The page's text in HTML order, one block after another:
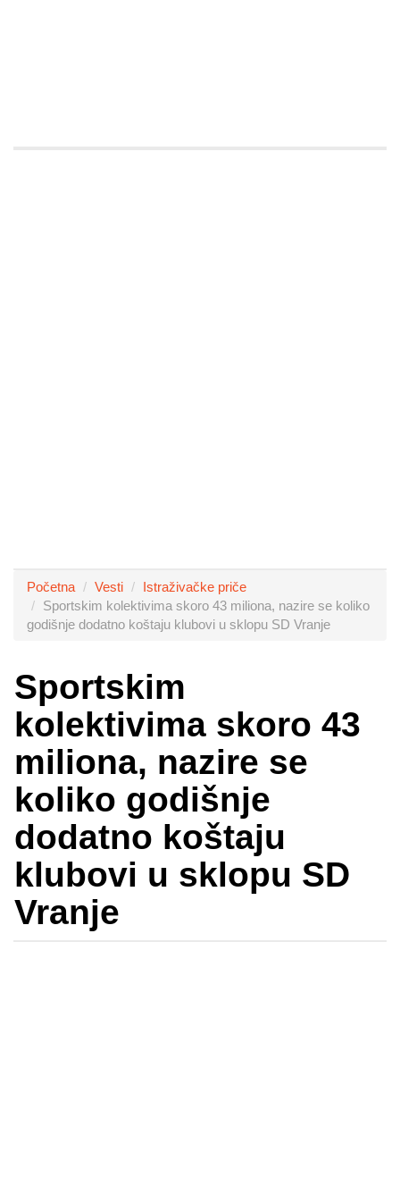
Početna Vesti
Istraživačke priče
Sportskim kolektivima skoro 43 miliona, nazire se koliko
godišnje dodatno koštaju klubovi u sklopu SD Vranje
Sportskim
kolektivima skoro 43
miliona, nazire se
koliko godišnje
dodatno koštaju
klubovi u sklopu SD
Vranje